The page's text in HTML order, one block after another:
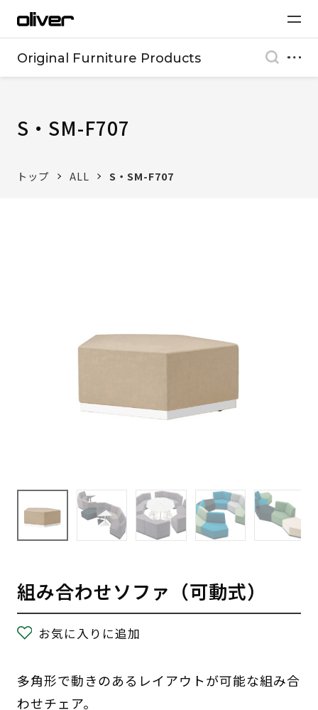
Original Furniture Products
S・SM-F707
トップ ALL S・SM-F707
組み合わせソファ（可動式）
お気に入りに追加
多角形で動きのあるレイアウトが可能な組み合
わせチェア。